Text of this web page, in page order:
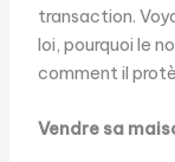
transaction.
loi, pourquoi le
comment il
Vendre sa